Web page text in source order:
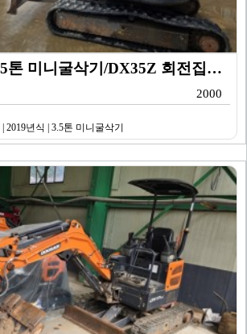
두산/굴삭기/3.5톤 미니굴삭기/DX35Z 회전집게/2…
2000
2019년식 | 3.5톤 미니굴삭기